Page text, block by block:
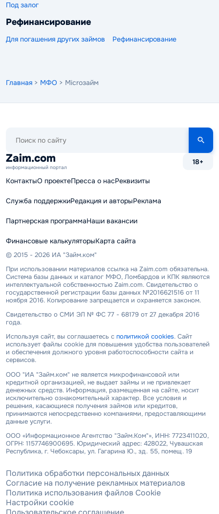
Под залог
Рефинансирование
Для погашения других займов Рефинансирование
Главная > МФО > Microзайм
сайту
Zaim.com
информационный портал
18+
КонтактыО проектеПресса о насРеквизиты
Служба поддержкиРедакция и авторыРеклама
Партнерская программаНаши вакансии
Финансовые калькуляторыКарта сайта
© 2015 - 2026 ИА "Займ.ком"
При использовании материалов ссылка на Zaim.com обязательна.
Система базы данных и каталог МФО, Ломбардов и КПК являются
интеллектуальной собственностью Zaim.com. Свидетельство о
государственной регистрации базы данных №2016621516 от 11
ноября 2016. Копирование запрещается и охраняется законом.
Свидетельство о СМИ ЭЛ № ФС 77 - 68179 от 27 декабря 2016
года.
Используя сайт, вы соглашаетесь с политикой cookies. Сайт
использует файлы cookie для повышения удобства пользователей
и обеспечения должного уровня работоспособности сайта и
сервисов.
ООО "ИА "Займ.ком" не является микрофинансовой или
кредитной организацией, не выдает займы и не привлекает
денежных средств. Информация, размещенная на сайте, носит
исключительно ознакомительный характер. Все условия и
решения, касающиеся получения займов или кредитов,
принимаются непосредственно компаниями, предоставляющими
данные услуги.
ООО «Информационное Агентство "Займ.Ком"», ИНН: 7723411020,
ОГРН: 1157746900695. Юридический адрес: 428022, Чувашская
Республика, г. Чебоксары, ул. Гагарина Ю., зд. 55, помещ. 19
Политика обработки персональных данных
Согласие на получение рекламных материалов
Политика использования файлов Cookie
Настройки cookie